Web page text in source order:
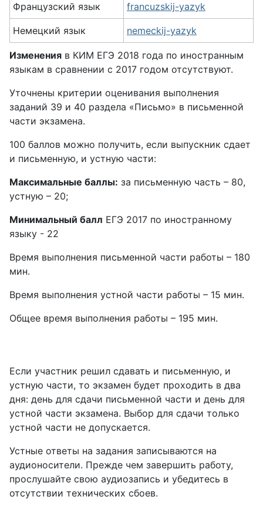
Французский язык francuzskij-yazyk
Немецкий язык nemeckij-yazyk
Изменения в КИМ ЕГЭ 2018 года по иностранным
языкам в сравнении с 2017 годом отсутствуют.
Уточнены критерии оценивания выполнения
заданий 39 и 40 раздела «Письмо» в письменной
части экзамена.
100 баллов можно получить, если выпускник сдает
и письменную, и устную части:
Максимальные баллы: за письменную часть – 80,
устную – 20;
Минимальный балл ЕГЭ 2017 по иностранному
языку - 22
Время выполнения письменной части работы – 180
мин.
Время выполнения устной части работы – 15 мин.
Общее время выполнения работы – 195 мин.
Если участник решил сдавать и письменную, и
устную части, то экзамен будет проходить в два
дня: день для сдачи письменной части и день для
устной части экзамена. Выбор для сдачи только
устной части не допускается.
Устные ответы на задания записываются на
аудионосители. Прежде чем завершить работу,
прослушайте свою аудиозапись и убедитесь в
отсутствии технических сбоев.